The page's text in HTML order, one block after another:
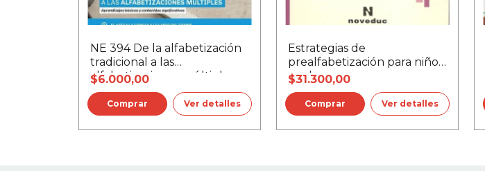
NE 394 De la alfabetización
tradicional a las
alfabetizaciones múltiples
$6.000,00
Ver detalles
Estrategias de
prealfabetización para niños
sordos
$31.300,00
Ver detalles